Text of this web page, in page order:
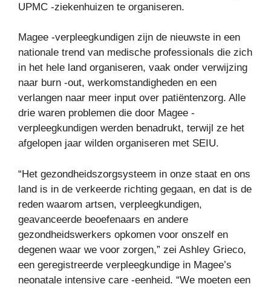
UPMC -ziekenhuizen te organiseren.
Magee -verpleegkundigen zijn de nieuwste in een
nationale trend van medische professionals die zich
in het hele land organiseren, vaak onder verwijzing
naar burn -out, werkomstandigheden en een
verlangen naar meer input over patiëntenzorg. Alle
drie waren problemen die door Magee -
verpleegkundigen werden benadrukt, terwijl ze het
afgelopen jaar wilden organiseren met SEIU.
“Het gezondheidszorgsysteem in onze staat en ons
land is in de verkeerde richting gegaan, en dat is de
reden waarom artsen, verpleegkundigen,
geavanceerde beoefenaars en andere
gezondheidswerkers opkomen voor onszelf en
degenen waar we voor zorgen,” zei Ashley Grieco,
een geregistreerde verpleegkundige in Magee’s
neonatale intensive care -eenheid. “We moeten een